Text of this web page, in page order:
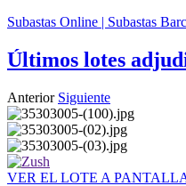
Subastas Online | Subastas
Últimos lotes
Anterior Siguiente
VER EL LOTE A